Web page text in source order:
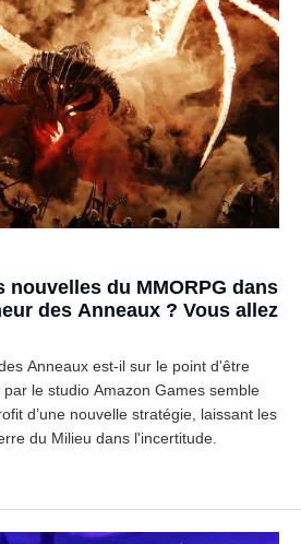
nouvelles du MMORPG dans
des Anneaux ? Vous allez
Anneaux est-il sur le point d'être
le studio Amazon Games semble
d’une nouvelle stratégie, laissant les
du Milieu dans l'incertitude.